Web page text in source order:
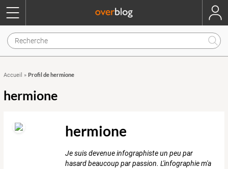
Accueil » Profil de hermione
hermione
hermione
Je suis devenue infographiste un peu par
hasard beaucoup par passion. L'infographie m'a